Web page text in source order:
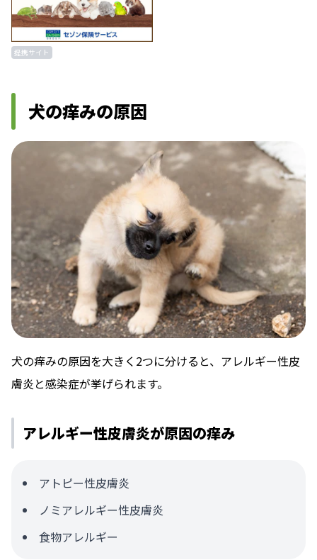
提携サイト
犬の痒みの原因
犬の痒みの原因を大きく2つに分けると、アレルギー性皮
膚炎と感染症が挙げられます。
アレルギー性皮膚炎が原因の痒み
アトピー性皮膚炎
ノミアレルギー性皮膚炎
食物アレルギー